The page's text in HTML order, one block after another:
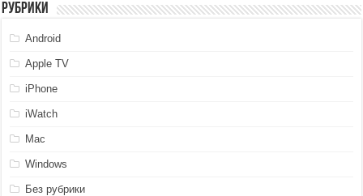
Рубрики
Android
Apple TV
iPhone
iWatch
Mac
Windows
Без рубрики